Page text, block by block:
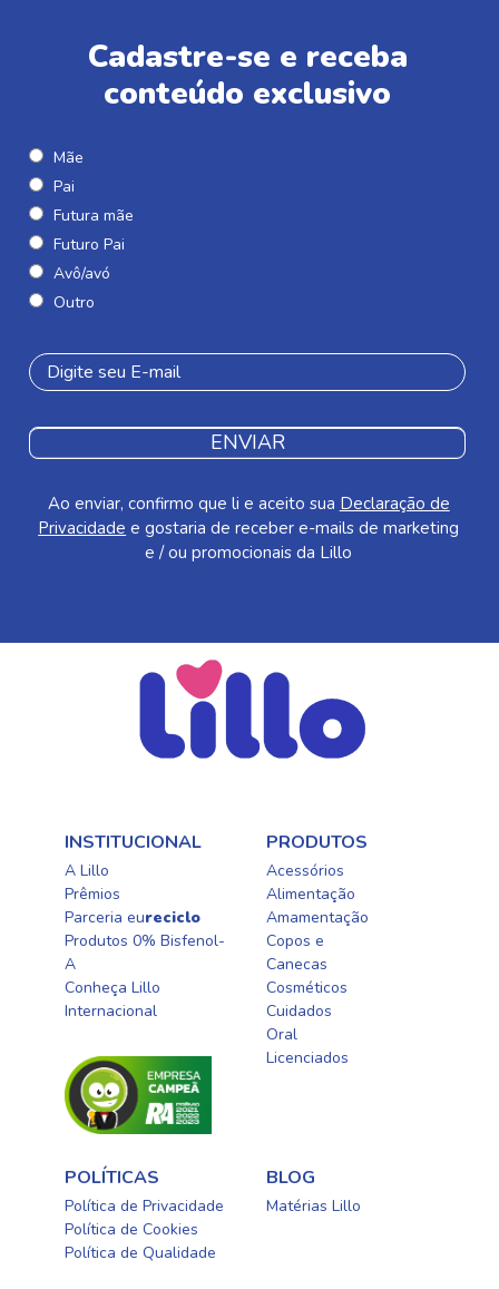
Cadastre-se e receba
conteúdo exclusivo
Mãe
Pai
Futura mãe
Futuro Pai
Avô/avó
Outro
ENVIAR
Ao enviar, confirmo que li e aceito sua Declaração de
Privacidade e gostaria de receber e-mails de marketing
e / ou promocionais da Lillo
INSTITUCIONAL
A Lillo
Prêmios
Parceria eureciclo
Produtos 0% Bisfenol-
A
Conheça Lillo
Internacional
PRODUTOS
Acessórios
Alimentação
Amamentação
Copos e
Canecas
Cosméticos
Cuidados
Oral​
Licenciados​
POLÍTICAS
Política de Privacidade
Política de Cookies
Política de Qualidade
BLOG
Matérias Lillo